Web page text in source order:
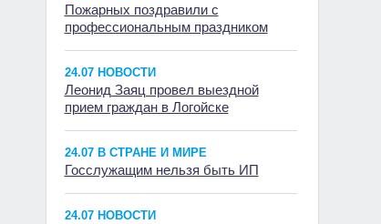
Пожарных поздравили с
профессиональным праздником
24.07 НОВОСТИ
Леонид Заяц провел выездной
прием граждан в Логойске
24.07 В СТРАНЕ И МИРЕ
Госслужащим нельзя быть ИП
24.07 НОВОСТИ